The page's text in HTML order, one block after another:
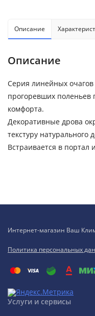
Описание
Описание
Серия линейных
прогоревших поленьев
комфорта.
Декоративные дрова
текстуру натурального
Встраивается в портал
Интернет-магазин Ваш
Политика персональных
Услуги и сервисы